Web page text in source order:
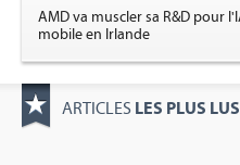
AMD va muscler sa R&D pour
mobile en Irlande
ARTICLES LES PLUS LUS